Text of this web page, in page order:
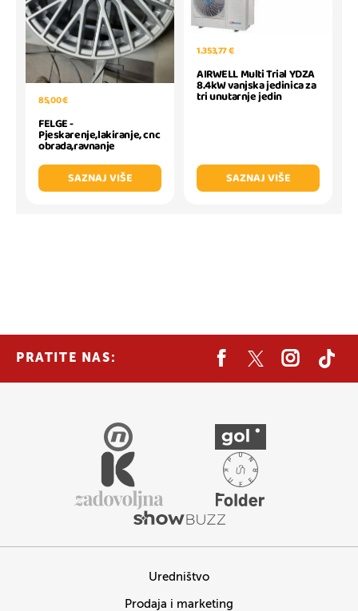
85,00 €
FELGE -
Pjeskarenje,lakiranje, cnc
obrada,ravnanje
SAZNAJ VIŠE
1.353,77 €
AIRWELL Multi Trial YDZA
8.4kW vanjska jedinica za
tri unutarnje jedin
SAZNAJ VIŠE
PRATITE NAS:
Uredništvo
Prodaja i marketing